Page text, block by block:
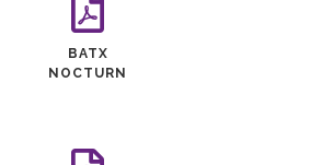
BATX
NOCTURN